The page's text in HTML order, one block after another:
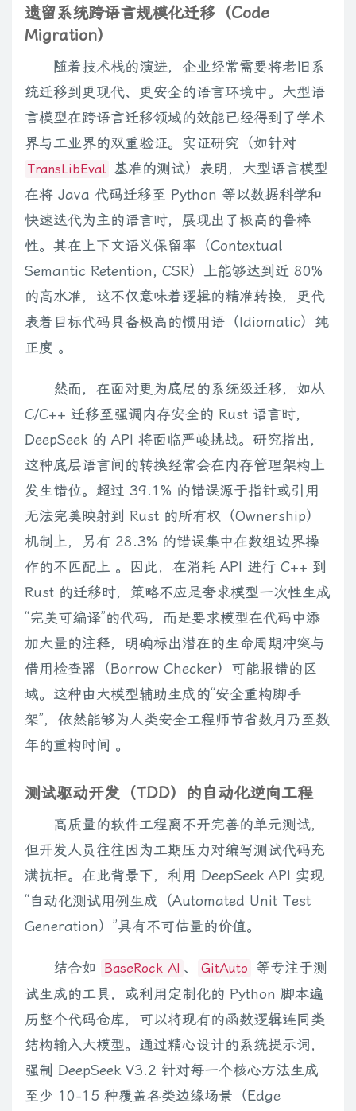
遗留系统跨语言规模化迁移（Code
Migration）
随着技术栈的演进，企业经常需要将老旧系
统迁移到更现代、更安全的语言环境中。大型语
言模型在跨语言迁移领域的效能已经得到了学术
界与工业界的双重验证。实证研究（如针对
TransLibEval 基准的测试）表明，大型语言模型
在将 Java 代码迁移至 Python 等以数据科学和
快速迭代为主的语言时，展现出了极高的鲁棒
性。其在上下文语义保留率（Contextual
Semantic Retention, CSR）上能够达到近 80%
的高水准，这不仅意味着逻辑的精准转换，更代
表着目标代码具备极高的惯用语（Idiomatic）纯
正度 。
然而，在面对更为底层的系统级迁移，如从
C/C++ 迁移至强调内存安全的 Rust 语言时，
DeepSeek 的 API 将面临严峻挑战。研究指出，
这种底层语言间的转换经常会在内存管理架构上
发生错位。超过 39.1% 的错误源于指针或引用
无法完美映射到 Rust 的所有权（Ownership）
机制上，另有 28.3% 的错误集中在数组边界操
作的不匹配上 。因此，在消耗 API 进行 C++ 到
Rust 的迁移时，策略不应是奢求模型一次性生成
“完美可编译”的代码，而是要求模型在代码中添
加大量的注释，明确标出潜在的生命周期冲突与
借用检查器（Borrow Checker）可能报错的区
域。这种由大模型辅助生成的“安全重构脚手
架”，依然能够为人类安全工程师节省数月乃至数
年的重构时间 。
测试驱动开发（TDD）的自动化逆向工程
高质量的软件工程离不开完善的单元测试，
但开发人员往往因为工期压力对编写测试代码充
满抗拒。在此背景下，利用 DeepSeek API 实现
“自动化测试用例生成（Automated Unit Test
Generation）”具有不可估量的价值。
结合如 BaseRock AI 、 GitAuto
等专注于测
试生成的工具，或利用定制化的 Python 脚本遍
历整个代码仓库，可以将现有的函数逻辑连同类
结构输入大模型。通过精心设计的系统提示词，
强制 DeepSeek V3.2 针对每一个核心方法生成
至少 10-15 种覆盖各类边缘场景（Edge